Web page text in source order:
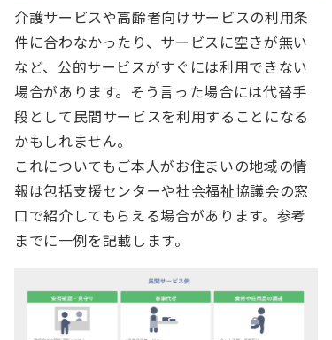
介護サービスや高齢者向けサービスの利用条
件に合わなかったり、サービスに空きが無い
など、公的サービスがすぐには利用できない
場合があります。そう言った場合には代替手
段として民間サービスを利用することになる
かもしれません。
これについてもご本人がお住まいの地域の情
報は包括支援センターや社会福祉協議会の窓
口で紹介してもらえる場合があります。参考
までに一例を記載します。